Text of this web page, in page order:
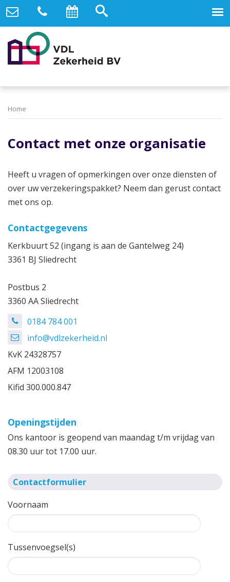
Home
Contact met onze organisatie
Heeft u vragen of opmerkingen over onze diensten of
over uw verzekeringspakket? Neem dan gerust contact
met ons op.
Contactgegevens
Kerkbuurt 52 (ingang is aan de Gantelweg 24)
3361 BJ Sliedrecht
Postbus 2
3360 AA Sliedrecht
0184 784 001
info@vdlzekerheid.nl
KvK 24328757
AFM 12003108
Kifid 300.000.847
Openingstijden
Ons kantoor is geopend van maandag t/m vrijdag van
08.30 uur tot 17.00 uur.
Contactformulier
Voornaam
Tussenvoegsel(s)